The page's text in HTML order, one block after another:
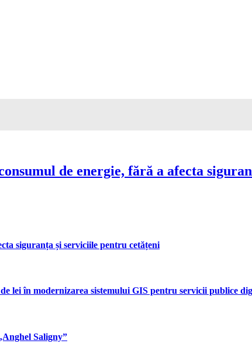
de energie, fără a afecta
siguranța și serviciile pentru cetățeni
lei în modernizarea sistemului GIS pentru servicii publice
Saligny”